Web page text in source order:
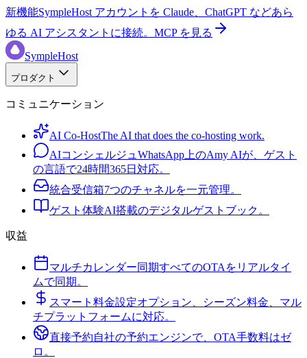
新機能SympleHost アカウントを Claude、ChatGPT などあら
ゆる AI アシスタントに接続。 MCP を見る
SympleHost
プロダクト
コミュニケーション
AI Co-HostThe AI that does the co-hosting work.
AIコンシェルジュ WhatsApp上のAmy AIが、ゲスト
の言語で24時間365日対応。
統合受信箱7つのチャネルを一元管理。
ゲスト体験AI搭載のデジタルゲストブック。
収益
マルチカレンダー同期すべてのOTAをリアルタイ
ムで同期。
スマート料金設定オプション、シーズン料金、マル
チプラットフォームに対応。
直接予約自社の予約エンジンで、OTA手数料はゼ
ロ。